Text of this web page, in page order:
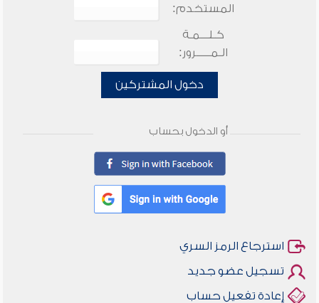
المستخدم:
كـلـــمـة
الـمـــــرور:
دخول المشتركين
أو الدخول بحساب
استرجاع الرمز السري
تسجيل عضو جديد
إعادة تفعيل حساب